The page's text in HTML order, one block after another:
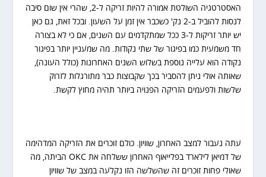
האסטרטגיה השולטת אמורה להיות זריקה ל-2, שהרי אין שום סיבה
לנסות להוביל ב-2 נק' כשכבר אין זמן על השעון. ובכל זאת, גם כאן
יש יותר זריקות ל-3 ככל שמתקדמים עם השנים, אם כי לא בצורה
חד משמעית כמו בפיגור של שתי נקודות. מה שמעניין יותר בפיגור
נקודה הוא עלייה נוספת בשלוש השנים האחרונות (כולל העונה),
שאותה אולי ניתן להסביר בכך שקבוצות כבר מתורגלות לזרוק
שלשות ולפעמים הזריקה הפנויה ביותר תהיה מחוץ לקשת.
עתה נעבור למצב האחרון, שוויון. כולם זוכרים את הזריקה המדהימה
של דמיאן לילארד בפלייאוף האחרון ששלחה את OKC הביתה, מה
שאולי פחות זוכרים זה שהשלשה הזו נקלעה במצב של שוויון